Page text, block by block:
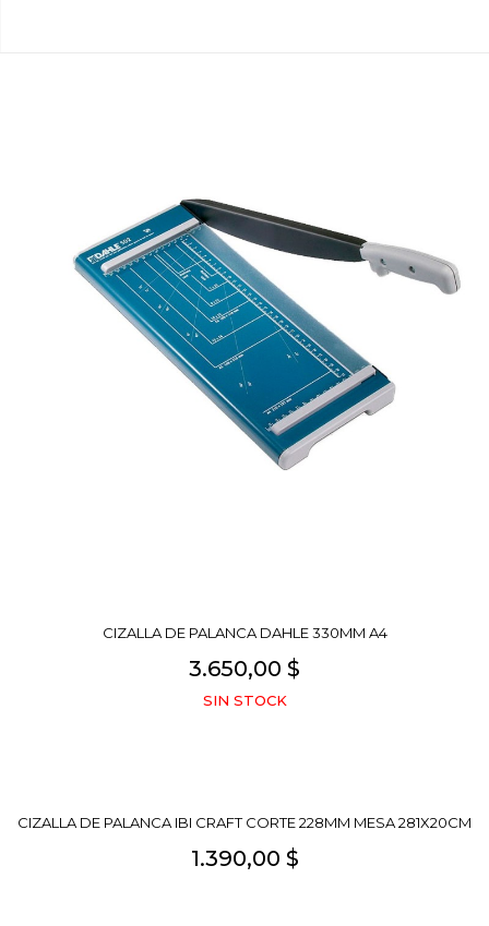
CIZALLA DE PALANCA DAHLE 330MM A4
3.650,00 $
SIN STOCK
CIZALLA DE PALANCA IBI CRAFT CORTE 228MM MESA 281X20CM
1.390,00 $